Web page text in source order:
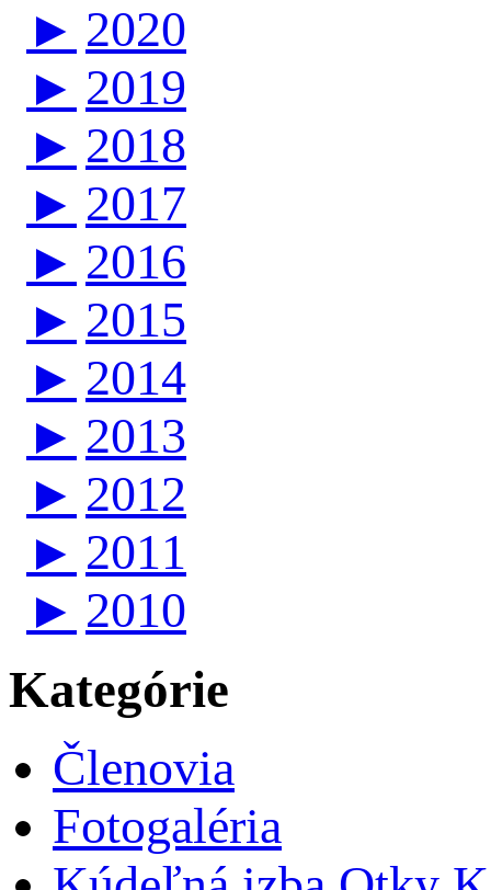
► 2020
► 2019
► 2018
► 2017
► 2016
► 2015
► 2014
► 2013
► 2012
► 2011
► 2010
Kategórie
Členovia
Fotogaléria